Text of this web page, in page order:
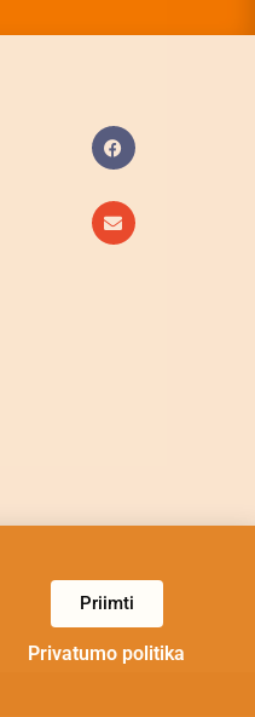
Priimti
Privatumo politika